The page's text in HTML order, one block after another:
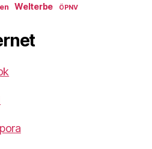
Welterbe ÖPNV